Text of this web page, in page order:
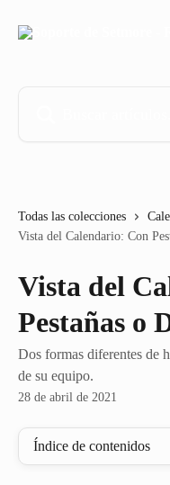
Todas las colecciones
Vista del Calendario: Con
Vista del
Pestañas o
Dos formas diferentes de
de su equipo.
28 de abril de 2021
Índice de contenidos